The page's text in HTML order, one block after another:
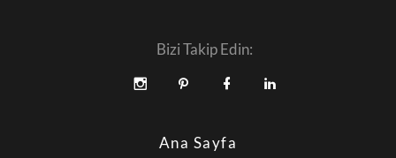
Bizi Takip Edin:
Ana Sayfa